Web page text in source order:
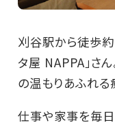
刈谷駅から徒歩
タ屋 NAPPA」さ
の温もりあふれる
仕事や家事を毎